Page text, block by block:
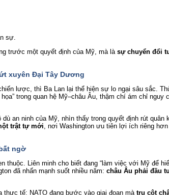
sự.
trước một quyết định của Mỹ, mà là sự chuyển đổi
xuyên Đại Tây Dương
lược, thì Ba Lan lại thể hiện sự lo ngại sâu sắc.
trong quan hệ Mỹ–châu Âu, thậm chí ám chỉ nguy
dù an ninh của Mỹ, nhìn thấy trong quyết định rút quân
trật tự mới, nơi Washington ưu tiên lợi ích riêng
ngờ
thuộc. Liên minh cho biết đang “làm việc với Mỹ để
đã nhấn mạnh suốt nhiều năm: châu Âu phải đầu
thực tế: NATO đang bước vào giai đoạn mà trụ cột